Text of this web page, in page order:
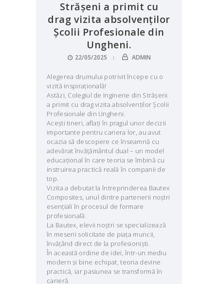
Strășeni a primit cu
drag vizita absolvenților
Școlii Profesionale din
Ungheni.
22/05/2025 ADMIN
Alegerea drumului potrivit începe cu o
vizită inspirațională!
Astăzi, Colegiul de Inginerie din Strășeni
a primit cu drag vizita absolvenților Școlii
Profesionale din Ungheni.
Acești tineri, aflați în pragul unor decizii
importante pentru cariera lor, au avut
ocazia să descopere ce înseamnă cu
adevărat învățământul dual – un model
educațional în care teoria se îmbină cu
instruirea practică reală în companii de
top.
Vizita a debutat la întreprinderea Bautex
Composites, unul dintre partenerii noștri
esențiali în procesul de formare
profesională.
La Bautex, elevii noștri se specializează
în meserii solicitate de piața muncii,
învățând direct de la profesioniști.
În această ordine de idei, într-un mediu
modern și bine echipat, teoria devine
practică, iar pasiunea se transformă în
carieră.